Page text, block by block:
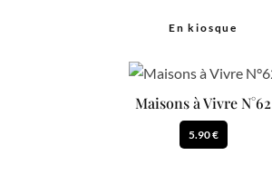
En kiosque
Maisons à Vivre N°62
5.90 €